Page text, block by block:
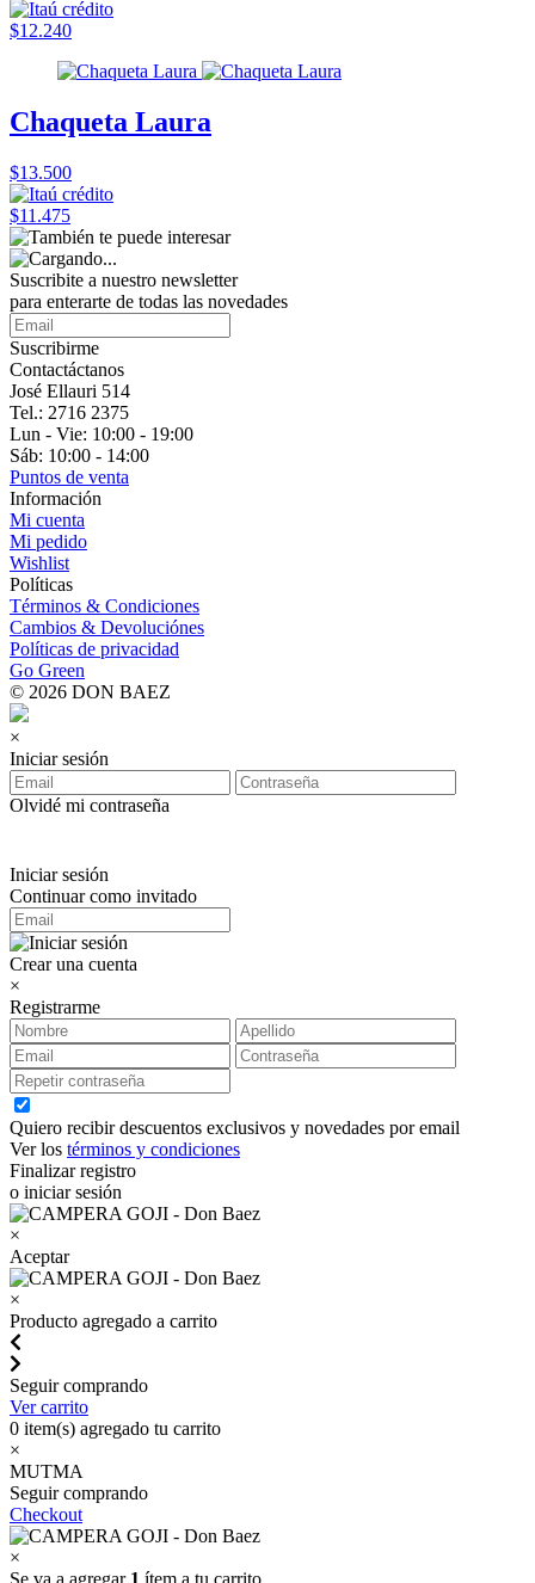
$12.240
Chaqueta Laura
$13.500
$11.475
Suscribite a nuestro newsletter
para enterarte de todas las novedades
Suscribirme
Contactáctanos
José Ellauri 514
Tel.: 2716 2375
Lun - Vie: 10:00 - 19:00
Sáb: 10:00 - 14:00
Puntos de venta
Información
Mi cuenta
Mi pedido
Wishlist
Políticas
Términos & Condiciones
Cambios & Devoluciónes
Políticas de privacidad
Go Green
© 2026 DON BAEZ
×
Iniciar sesión
Olvidé mi contraseña
Iniciar sesión
Continuar como invitado
Crear una cuenta
×
Registrarme
Quiero recibir descuentos exclusivos y novedades por email
Ver los términos y condiciones
Finalizar registro
o iniciar sesión
×
Aceptar
×
Producto agregado a carrito
Seguir comprando
Ver carrito
0 item(s) agregado tu carrito
×
MUTMA
Seguir comprando
Checkout
×